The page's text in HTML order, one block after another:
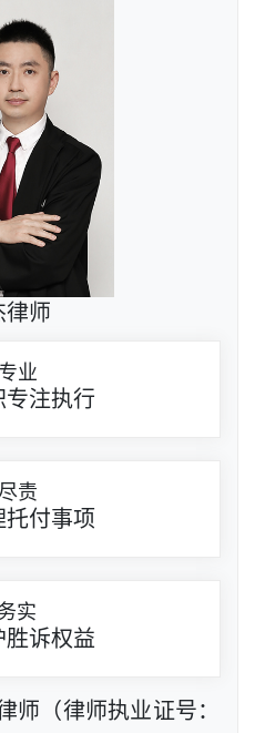
律师
专业
专注执行
责
付事项
实
胜诉权益
师（律师执业证号：